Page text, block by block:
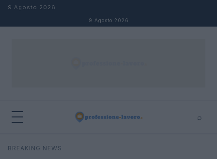
Salta al contenuto
9 Agosto 2026
9 Agosto 2026
⌕
Cerca
BREAKING NEWS